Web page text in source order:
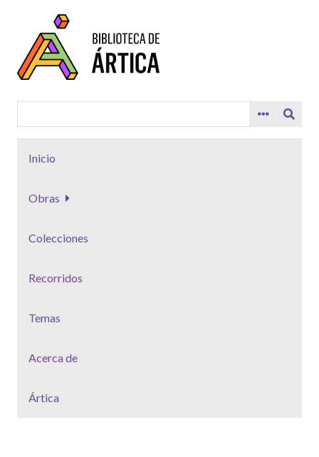
contenido
principal
Inicio
Obras
Colecciones
Recorridos
Temas
Acerca de
Ártica